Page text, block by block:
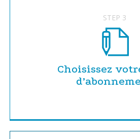
STEP 3
Choisissez